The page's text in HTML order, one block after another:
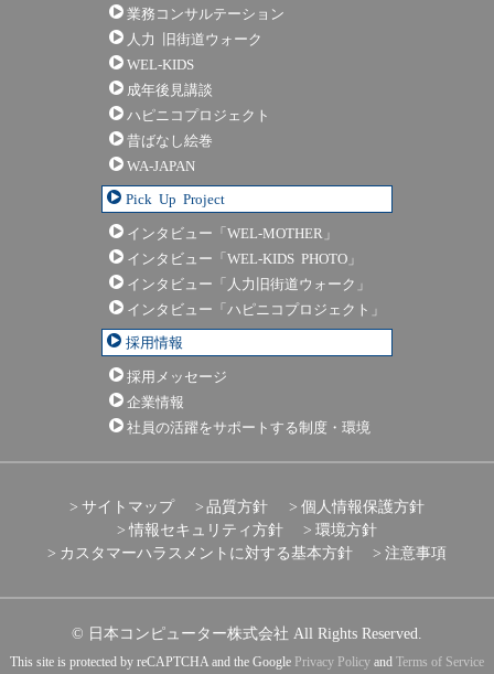
業務コンサルテーション
人力 旧街道ウォーク
WEL-KIDS
成年後見講談
ハピニコプロジェクト
昔ばなし絵巻
WA-JAPAN
Pick Up Project
インタビュー「WEL-MOTHER」
インタビュー「WEL-KIDS PHOTO」
インタビュー「人力旧街道ウォーク」
インタビュー「ハピニコプロジェクト」
採用情報
採用メッセージ
企業情報
社員の活躍をサポートする制度・環境
サイトマップ 品質方針
個人情報保護方針
情報セキュリティ方針
環境方針
カスタマーハラスメントに対する基本方針
注意事項
© 日本コンピューター株式会社 All Rights Reserved.
This site is protected by reCAPTCHA and the Google Privacy Policy and Terms of Service